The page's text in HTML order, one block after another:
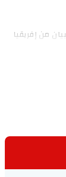
الثلاثاء 22 سبتمبر 2020 أجنبيان من إفريقيا